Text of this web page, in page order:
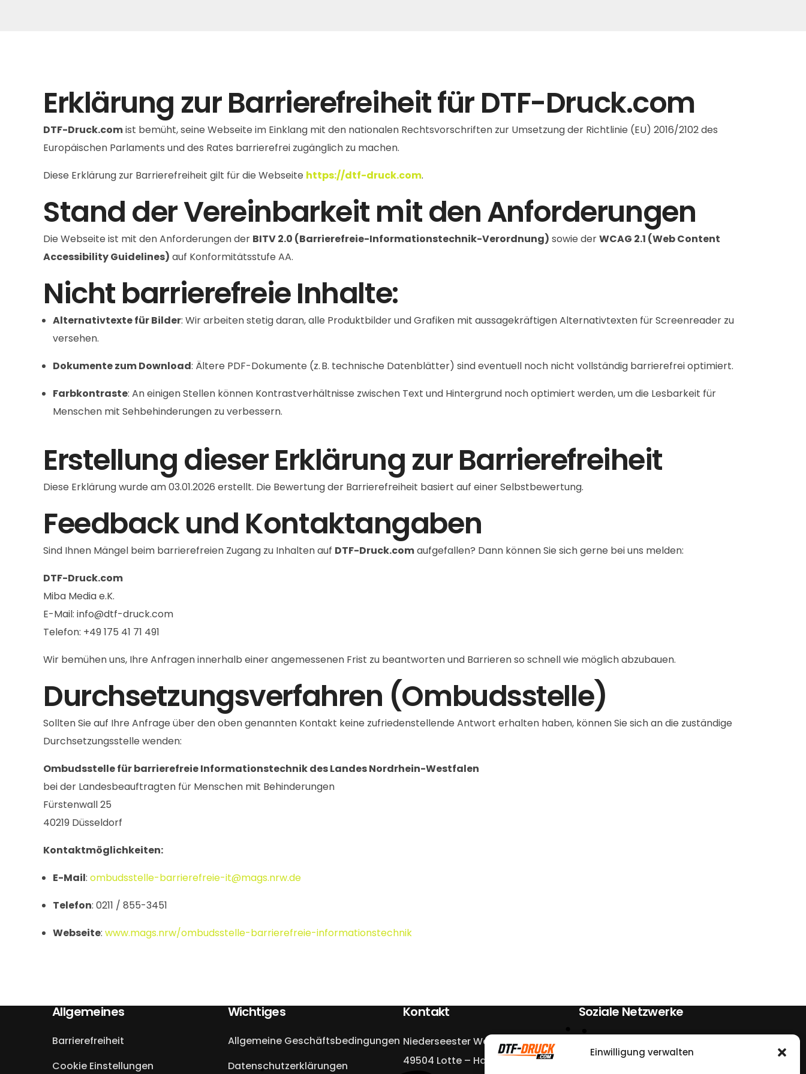
Einwilligung verwalten
Erklärung zur Barrierefreiheit für DTF-Druck.com
DTF-Druck.comist bemüht, seine Webseite im Einklang mit den nationalen Rechtsvorschriften zur Umsetzung der Richtlinie (EU) 2016/2102 des
Europäischen Parlaments und des Rates barrierefrei zugänglich zu machen.
Diese Erklärung zur Barrierefreiheit gilt für die Webseite https://dtf-druck.com.
Stand der Vereinbarkeit mit den Anforderungen
Die Webseite ist mit den Anforderungen der BITV 2.0 (Barrierefreie-Informationstechnik-Verordnung) sowie derWCAG 2.1 (Web Content
Accessibility Guidelines) auf Konformitätsstufe AA.
Nicht barrierefreie Inhalte:
Alternativtexte für Bilder: Wir arbeiten stetig daran, alle Produktbilder und Grafiken mit aussagekräftigen Alternativtexten für Screenreader zu
versehen.
Dokumente zum Download: Ältere PDF-Dokumente (z. B. technische Datenblätter) sind eventuell noch nicht vollständig barrierefrei optimiert.
Farbkontraste: An einigen Stellen können Kontrastverhältnisse zwischen Text und Hintergrund noch optimiert werden, um die Lesbarkeit für
Menschen mit Sehbehinderungen zu verbessern.
Erstellung dieser Erklärung zur Barrierefreiheit
Diese Erklärung wurde am 03.01.2026 erstellt. Die Bewertung der Barrierefreiheit basiert auf einer Selbstbewertung.
Feedback und Kontaktangaben
Sind Ihnen Mängel beim barrierefreien Zugang zu Inhalten auf DTF-Druck.comaufgefallen? Dann können Sie sich gerne bei uns melden:
DTF-Druck.com
Miba Media e.K.
E-Mail: info@dtf-druck.com
Telefon: +49 175 41 71 491
Wir bemühen uns, Ihre Anfragen innerhalb einer angemessenen Frist zu beantworten und Barrieren so schnell wie möglich abzubauen.
Durchsetzungsverfahren (Ombudsstelle)
Sollten Sie auf Ihre Anfrage über den oben genannten Kontakt keine zufriedenstellende Antwort erhalten haben, können Sie sich an die zuständige
Durchsetzungsstelle wenden:
Ombudsstelle für barrierefreie Informationstechnik des Landes Nordrhein-Westfalen
bei der Landesbeauftragten für Menschen mit Behinderungen
Fürstenwall 25
40219 Düsseldorf
Kontaktmöglichkeiten:
E-Mail: ombudsstelle-barrierefreie-it@mags.nrw.de
Telefon: 0211 / 855-3451
Webseite: www.mags.nrw/ombudsstelle-barrierefreie-informationstechnik
Allgemeines
Barrierefreiheit
Cookie Einstellungen
Wichtiges
Allgemeine Geschäftsbedingungen
Datenschutzerklärungen
Kontakt
Niederseester Weg 13a
49504 Lotte – Halen
Soziale Netzwerke